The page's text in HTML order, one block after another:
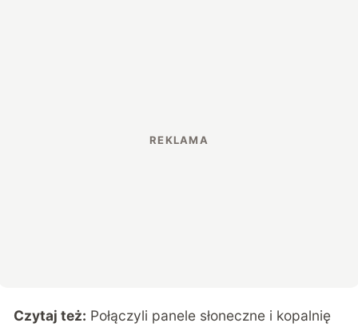
Czytaj też: Połączyli panele słoneczne i kopalnię